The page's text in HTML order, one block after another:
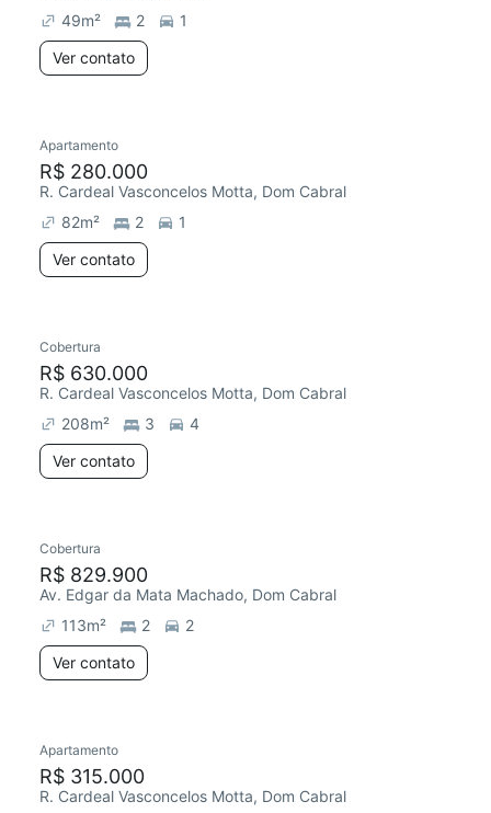
49m² 2
1
Ver contato
Redecorar
Apartamento
R$ 280.000
R. Cardeal Vasconcelos Motta, Dom Cabral
82m² 2
1
Ver contato
Redecorar
Cobertura
R$ 630.000
R. Cardeal Vasconcelos Motta, Dom Cabral
208m² 3
4
Ver contato
Redecorar
Cobertura
R$ 829.900
Av. Edgar da Mata Machado, Dom Cabral
113m² 2
2
Ver contato
Redecorar
Apartamento
R$ 315.000
R. Cardeal Vasconcelos Motta, Dom Cabral